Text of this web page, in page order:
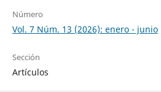
Número
Vol. 7 Núm. 13 (2026): enero - junio
Sección
Artículos